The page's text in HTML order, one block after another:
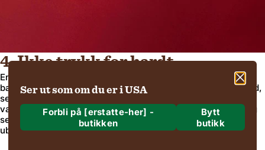
Ser ut som om du er i USA
Forbli på [erstatte-her] -
butikken
Bytt
butikk
4. Ikke trykk for hardt
En annen feil noen menn gjør er å skynde seg gjennom
barberingen sin og trykke for hardt ned på huden. Menns hud,
selv om den er robust, kan bli delikat hvis den ikke blir tatt
vare på ordentlig. Hvis du presser for hardt, kan du finne deg
selv med litt alvorlig barberhøvelforbrenning og et veldig
ubehagelig ansikt.